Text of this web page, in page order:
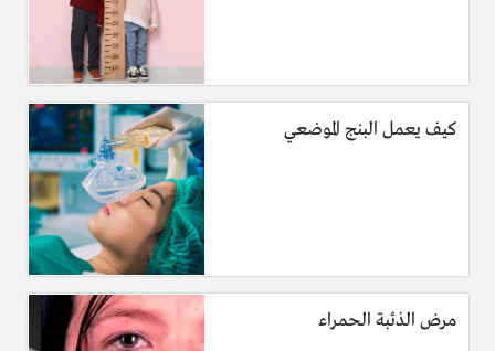
كيف يعمل البنج الموضعي
مرض الذئبة الحمراء